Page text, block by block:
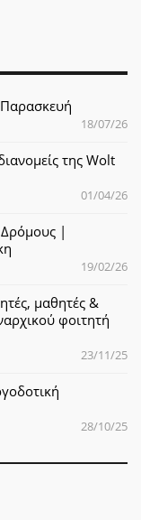
18/07/26
της Wolt
01/04/26
|
19/02/26
μαθητές &
φοιτητή
23/11/25
28/10/25